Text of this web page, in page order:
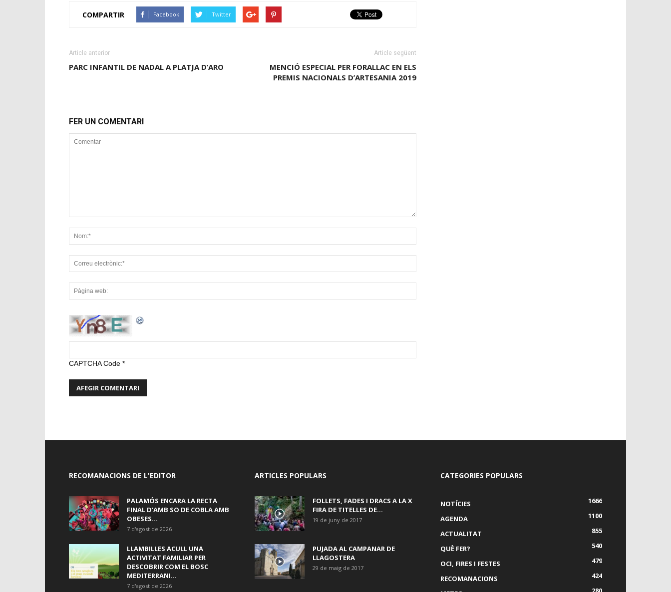
COMPARTIR Facebook Twitter
Article anterior
PARC INFANTIL DE NADAL A PLATJA D’ARO
Article següent
MENCIÓ ESPECIAL PER FORALLAC EN ELS
PREMIS NACIONALS D’ARTESANIA 2019
FER UN COMENTARI
CAPTCHA Code *
RECOMANACIONS DE L'EDITOR
PALAMÓS ENCARA LA RECTA
FINAL D’AMB SO DE COBLA AMB
OBESES...
7 d'agost de 2026
LLAMBILLES ACULL UNA
ACTIVITAT FAMILIAR PER
DESCOBRIR COM EL BOSC
MEDITERRANI...
7 d'agost de 2026
ARTICLES POPULARS
FOLLETS, FADES I DRACS A LA X
FIRA DE TITELLES DE...
19 de juny de 2017
PUJADA AL CAMPANAR DE
LLAGOSTERA
29 de maig de 2017
CATEGORIES POPULARS
NOTÍCIES
1666
AGENDA
1100
ACTUALITAT
855
QUÈ FER?
540
OCI, FIRES I FESTES
479
RECOMANACIONS
424